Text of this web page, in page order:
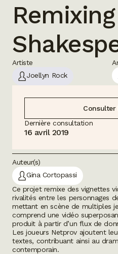
Remixing
Artiste
Joellyn Rock
Consulter
Dernière consultation
16 avril 2019
Auteur(s)
Gina Cortopassi
Ce projet remixe des vignettes
rivalités entre les personnages
mettant en scène de multiples
comprend une vidéo
produit à partir d’un flux de
Les joueurs Netprov ajoutent
textes, contribuant ainsi au
contemporain.